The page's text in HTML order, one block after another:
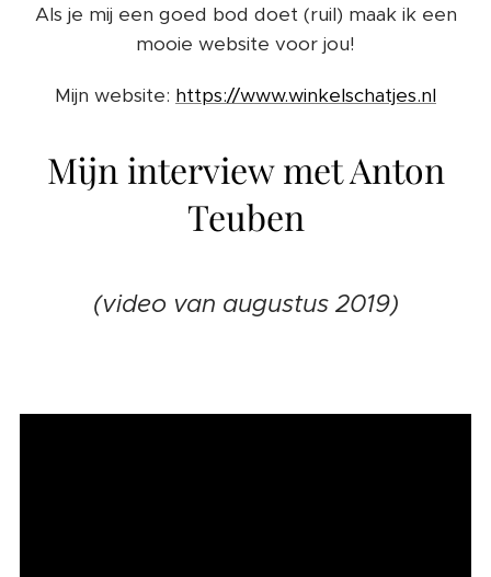
Als je mij een goed bod doet (ruil) maak ik een
mooie website voor jou!
Mijn website: https://www.winkelschatjes.nl
Mijn interview met Anton
Teuben
(video van augustus 2019)